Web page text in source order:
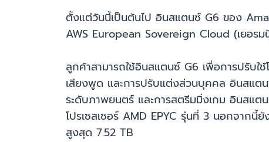
ตั้งแต่วันนี้เป็นต้นไป อินสแตนซ์ G6 ของ
AWS European Sovereign Cloud (เยอร
ลูกค้าสามารถใช้อินสแตนซ์ G6 เพื่อการปรับใ
เสียงพูด และการปรับแต่งส่วนบุคคล อินสแตน
ระดับภาพยนตร์ และการสตรีมมิ่งเกม อินสแ
โปรเซสเซอร์ AMD EPYC รุ่นที่ 3 นอกจาก
สูงสุด 7.52 TB